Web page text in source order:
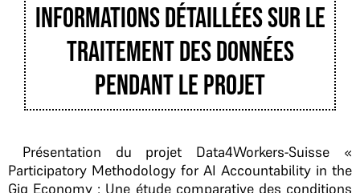
Informations détaillées sur le
traitement des données
pendant le projet
Présentation du projet Data4Workers-Suisse «
Participatory Methodology for AI Accountability in the
Gig Economy : Une étude comparative des conditions